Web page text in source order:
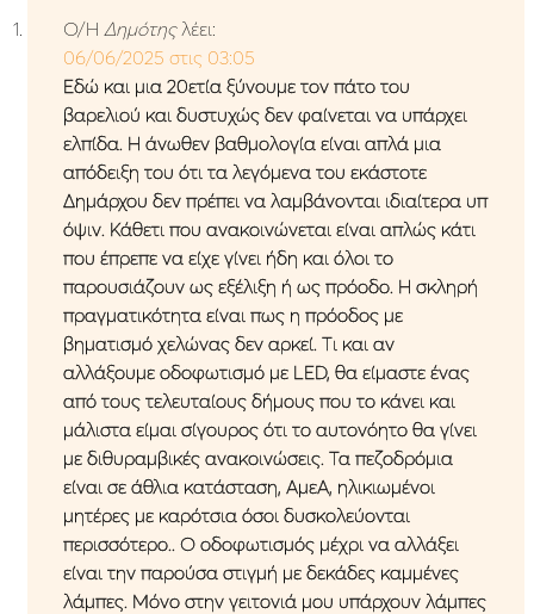
Ο/Η Δημότης λέει:
06/06/2025 στις 03:05
Εδώ και μια 20ετία ξύνουμε τον πάτο του
βαρελιού και δυστυχώς δεν φαίνεται να υπάρχει
ελπίδα. Η άνωθεν βαθμολογία είναι απλά μια
απόδειξη του ότι τα λεγόμενα του εκάστοτε
Δημάρχου δεν πρέπει να λαμβάνονται ιδιαίτερα υπ
όψιν. Κάθετι που ανακοινώνεται είναι απλώς κάτι
που έπρεπε να είχε γίνει ήδη και όλοι το
παρουσιάζουν ως εξέλιξη ή ως πρόοδο. Η σκληρή
πραγματικότητα είναι πως η πρόοδος με
βηματισμό χελώνας δεν αρκεί. Τι και αν
αλλάξουμε οδοφωτισμό με LED, θα είμαστε ένας
από τους τελευταίους δήμους που το κάνει και
μάλιστα είμαι σίγουρος ότι το αυτονόητο θα γίνει
με διθυραμβικές ανακοινώσεις. Τα πεζοδρόμια
είναι σε άθλια κατάσταση, ΑμεΑ, ηλικιωμένοι
μητέρες με καρότσια όσοι δυσκολεύονται
περισσότερο.. Ο οδοφωτισμός μέχρι να αλλάξει
είναι την παρούσα στιγμή με δεκάδες καμμένες
λάμπες. Μόνο στην γειτονιά μου υπάρχουν λάμπες